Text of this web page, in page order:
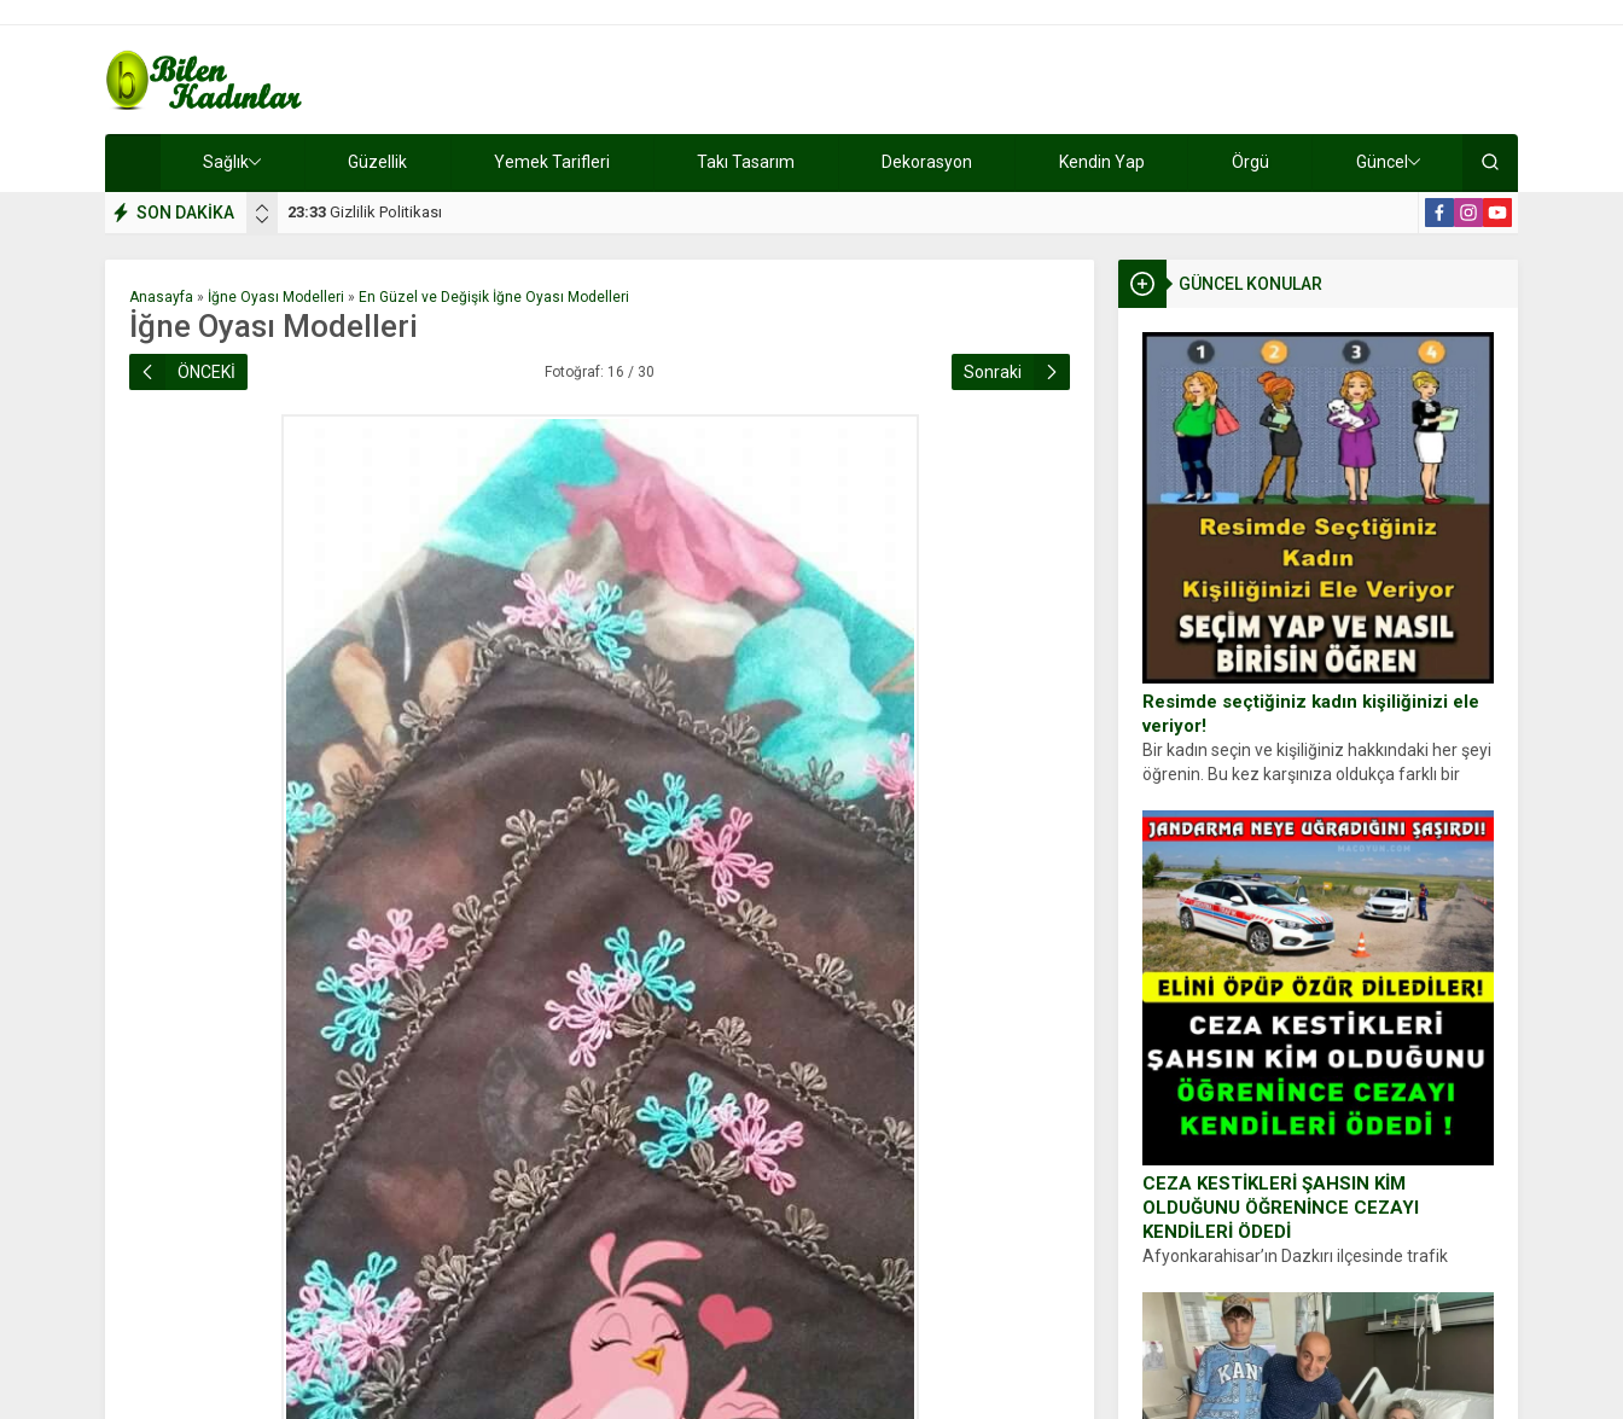
Sağlık Güzellik Yemek Tarifleri Takı Tasarım Dekorasyon Kendin Yap Örgü Güncel
SON DAKİKA 17:08 Dilan, düğününe 5 gün kala hayatını kaybetti
GÜNCEL KONULAR
Resimde seçtiğiniz kadın kişiliğinizi ele
veriyor!
Bir kadın seçin ve kişiliğiniz hakkındaki her şeyi
öğrenin. Bu kez karşınıza oldukça farklı bir
kadın figürlerinden dikkatinizi en...
CEZA KESTİKLERİ ŞAHSIN KİM
OLDUĞUNU ÖĞRENİNCE CEZAYI
KENDİLERİ ÖDEDİ
Afyonkarahisar’ın Dazkırı ilçesinde trafik
durdurdukları bir otomobilin sürücüsünden
ehliyet ve ruhsat sorup belgelerini istedi.
Sürücü Abdurrahman Ö.nün verdiği evraklarda
eksik olduğunu...
Anasayfa » İğne Oyası Modelleri » En Güzel ve Değişik İğne Oyası Modelleri
İğne Oyası Modelleri
ÖNCEKİ Fotoğraf: 16 / 30 Sonraki